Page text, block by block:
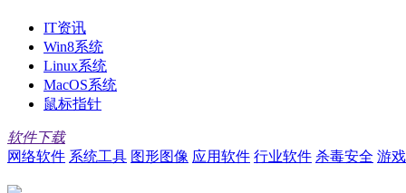
IT资讯
Win8系统
Linux系统
MacOS系统
鼠标指针
软件下载
网络软件 系统工具 图形图像 应用软件 行业软件 杀毒安全 游